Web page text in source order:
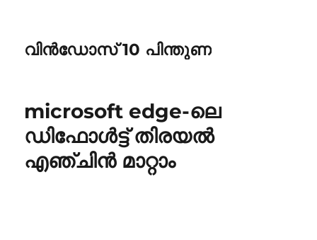
വിൻഡോസ് 10 പിന്തുണ
microsoft edge-ലെ
ഡിഫോൾട്ട് തിരയൽ
എഞ്ചിൻ മാറ്റാം